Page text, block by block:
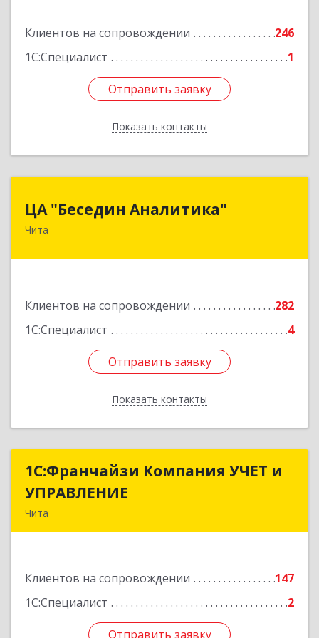
Клиентов на сопровождении
246
1С:Специалист
1
Отправить заявку
Показать контакты
Подробнее
Отправить заявку
Назад
ЦА "Беседин Аналитика"
Чита
Клиентов на сопровождении
282
1С:Специалист
4
Отправить заявку
Показать контакты
Отправить заявку
Назад
1С:Франчайзи Компания УЧЕТ и
УПРАВЛЕНИЕ
Чита
Клиентов на сопровождении
147
1С:Специалист
2
Отправить заявку
1С:Франчайзи Компания УЧЕТ и
Подробнее
Отправить заявку